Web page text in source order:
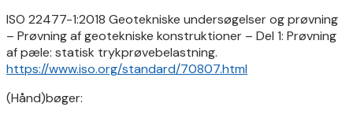
ISO 22477-1:2018 Geotekniske undersøgelser og prøvning
– Prøvning af geotekniske konstruktioner – Del 1: Prøvning
af pæle: statisk trykprøvebelastning.
https://www.iso.org/standard/70807.html
(Hånd)bøger: